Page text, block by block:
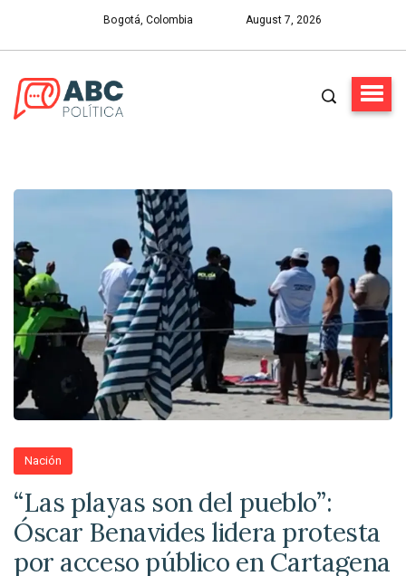
Bogotá, Colombia August 7, 2026
Nación
“Las playas son del pueblo”:
Óscar Benavides lidera protesta
por acceso público en Cartagena